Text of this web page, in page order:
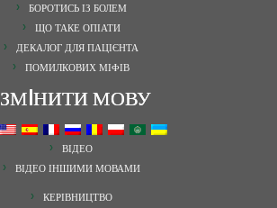
БОРОТИСЬ ІЗ БОЛЕМ
ЩО ТАКЕ ОПІАТИ
ДЕКАЛОГ ДЛЯ ПАЦІЄНТА
ПОМИЛКОВИХ МІФІВ
ЗМIНИТИ МОВУ
ВІДЕО
ВІДЕО ІНШИМИ МОВАМИ
КЕРІВНИЦТВО